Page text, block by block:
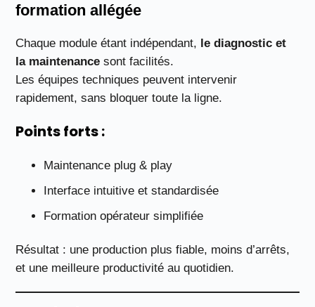
formation allégée
Chaque module étant indépendant, le diagnostic et
la maintenance sont facilités.
Les équipes techniques peuvent intervenir
rapidement, sans bloquer toute la ligne.
Points forts :
Maintenance plug & play
Interface intuitive et standardisée
Formation opérateur simplifiée
Résultat : une production plus fiable, moins d’arrêts,
et une meilleure productivité au quotidien.